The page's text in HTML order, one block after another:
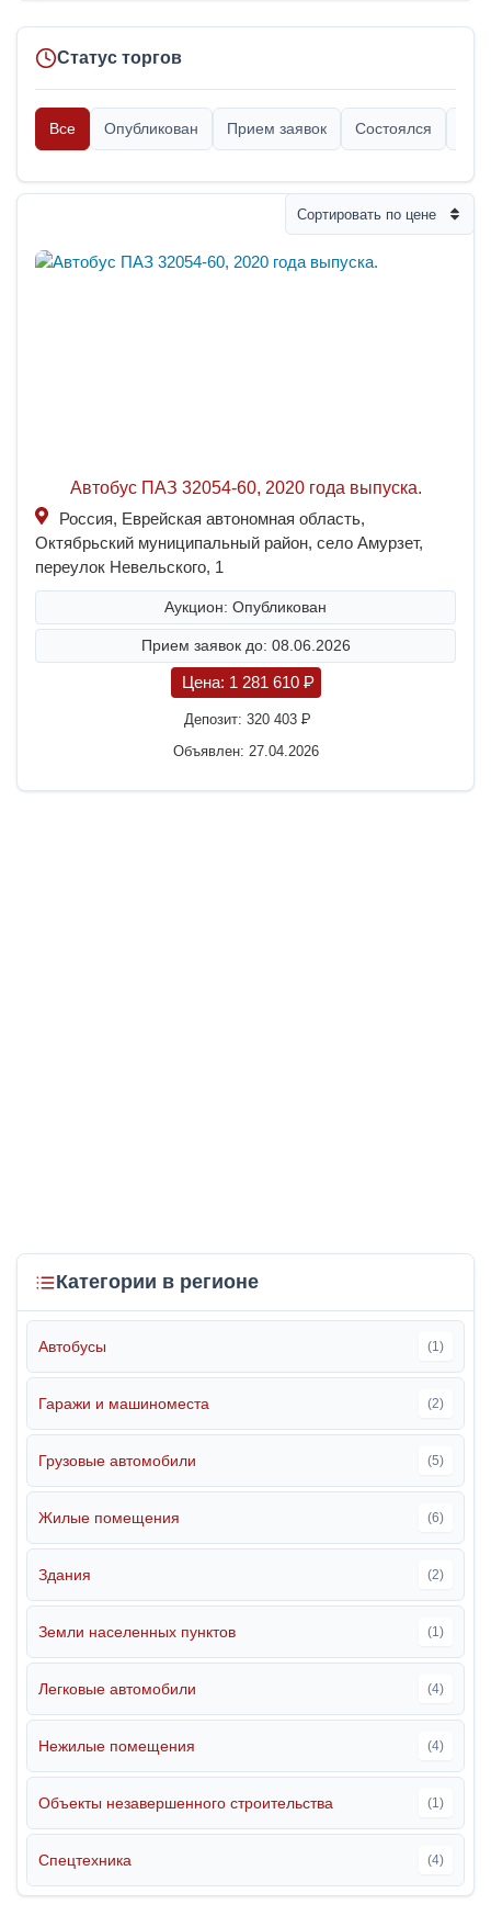
Статус торгов
Все Опубликован Прием заявок Состоялся
Сортировать по цене
Автобус ПАЗ 32054-60, 2020 года выпуска.
Россия, Еврейская автономная область,
Октябрьский муниципальный район, село Амурзет,
переулок Невельского, 1
Аукцион: Опубликован
Прием заявок до: 08.06.2026
Цена: 1 281 610 P
Депозит: 320 403 P
Объявлен: 27.04.2026
Категории в регионе
Автобусы (1)
Гаражи и машиноместа (2)
Грузовые автомобили (5)
Жилые помещения (6)
Здания (2)
Земли населенных пунктов (1)
Легковые автомобили (4)
Нежилые помещения (4)
Объекты незавершенного строительства (1)
Спецтехника (4)